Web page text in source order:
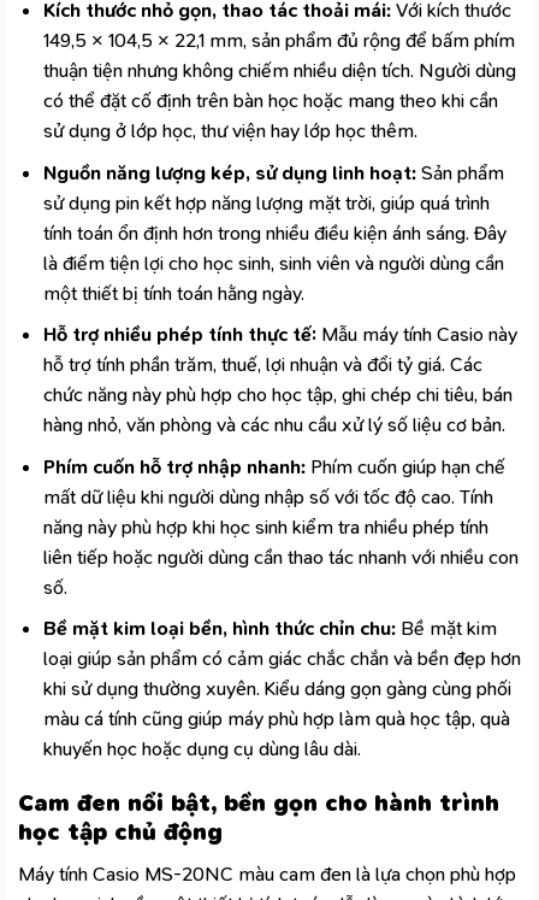
Kích thước nhỏ gọn, thao tác thoải mái:Với kích thước
149,5 × 104,5 × 22,1 mm, sản phẩm đủ rộng để bấm phím
thuận tiện nhưng không chiếm nhiều diện tích. Người dùng
có thể đặt cố định trên bàn học hoặc mang theo khi cần
sử dụng ở lớp học, thư viện hay lớp học thêm.
Nguồn năng lượng kép, sử dụng linh hoạt:Sản phẩm
sử dụng pin kết hợp năng lượng mặt trời, giúp quá trình
tính toán ổn định hơn trong nhiều điều kiện ánh sáng. Đây
là điểm tiện lợi cho học sinh, sinh viên và người dùng cần
một thiết bị tính toán hằng ngày.
Hỗ trợ nhiều phép tính thực tế:Mẫu máy tính Casionày
hỗ trợ tính phần trăm, thuế, lợi nhuận và đổi tỷ giá. Các
chức năng này phù hợp cho học tập, ghi chép chi tiêu, bán
hàng nhỏ, văn phòng và các nhu cầu xử lý số liệu cơ bản.
Phím cuốn hỗ trợ nhập nhanh:Phím cuốn giúp hạn chế
mất dữ liệu khi người dùng nhập số với tốc độ cao. Tính
năng này phù hợp khi học sinh kiểm tra nhiều phép tính
liên tiếp hoặc người dùng cần thao tác nhanh với nhiều con
số.
Bề mặt kim loại bền, hình thức chỉn chu:Bề mặt kim
loại giúp sản phẩm có cảm giác chắc chắn và bền đẹp hơn
khi sử dụng thường xuyên. Kiểu dáng gọn gàng cùng phối
màu cá tính cũng giúp máy phù hợp làm quà học tập, quà
khuyến học hoặc dụng cụ dùng lâu dài.
Cam đen nổi bật, bền gọn cho hành trình
học tập chủ động
Máy tính Casio MS-20NC màu cam đen là lựa chọn phù hợp